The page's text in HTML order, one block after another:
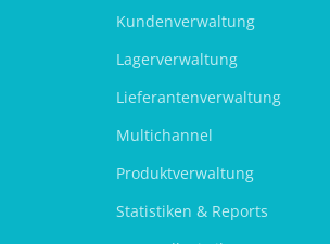
Kundenverwaltung
Lagerverwaltung
Lieferantenverwaltung
Multichannel
Produktverwaltung
Statistiken & Reports